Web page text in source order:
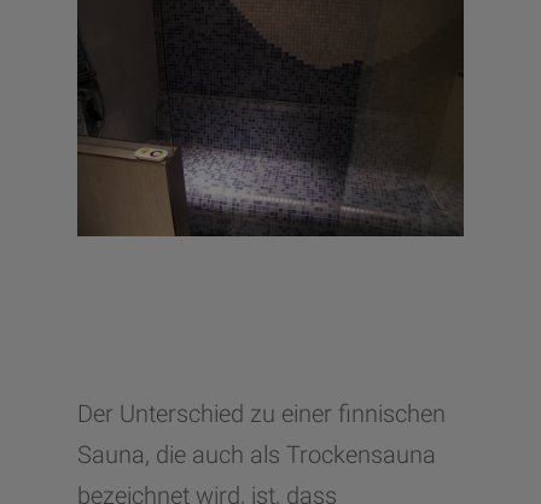
Der Unterschied zu einer finnischen
Sauna, die auch als Trockensauna
bezeichnet wird, ist, dass